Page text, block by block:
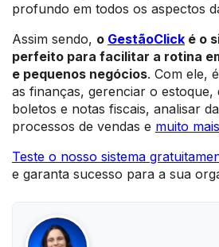
profundo em todos os aspectos
Assim sendo, o GestãoClick é o
perfeito para facilitar a rotina
e pequenos negócios. Com ele,
as finanças, gerenciar o estoque,
boletos e notas fiscais, analisar
processos de vendas e muito mais
Teste o nosso sistema
e garanta sucesso para a sua